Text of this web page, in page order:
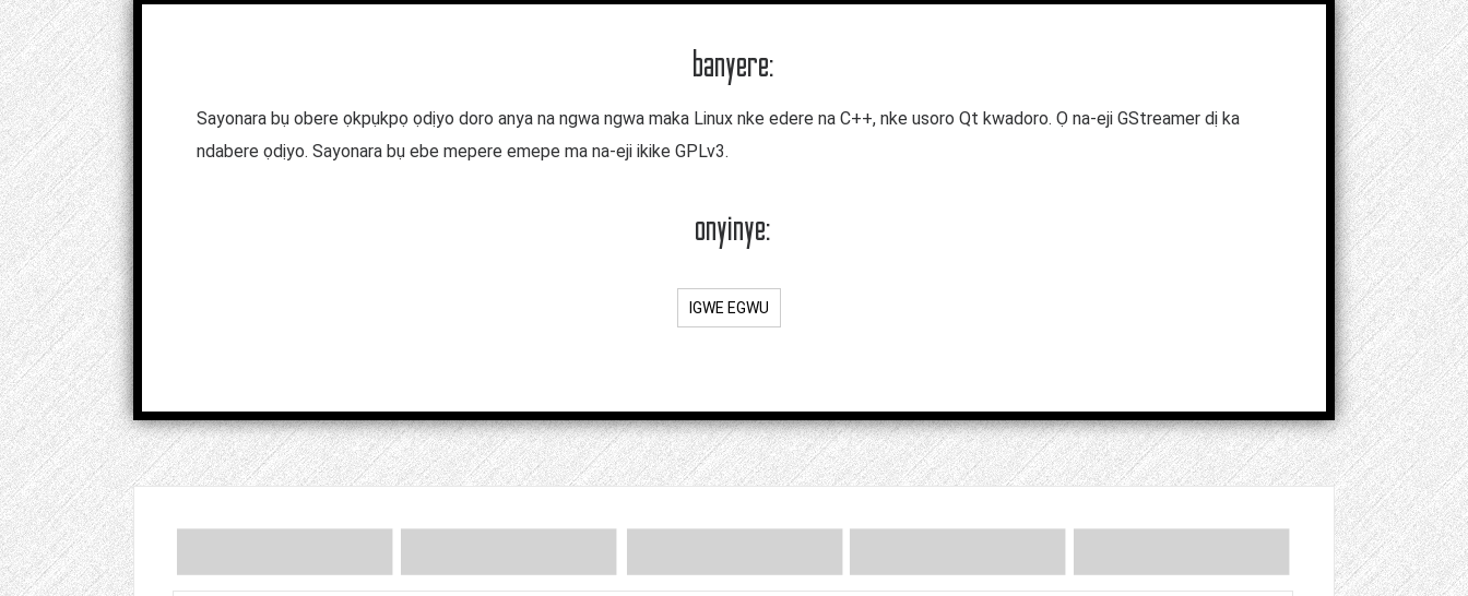
banyere:
Sayonara bụ obere ọkpụkpọ ọdịyo doro anya na ngwa ngwa maka Linux nke edere na C++, nke usoro Qt kwadoro. Ọ na-eji GStreamer dị ka
ndabere ọdịyo. Sayonara bụ ebe mepere emepe ma na-eji ikike GPLv3.
onyinye:
IGWE EGWU